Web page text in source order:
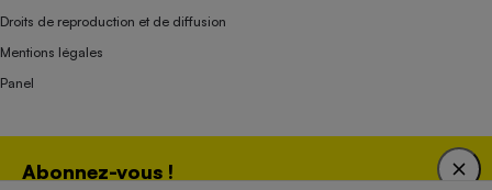
Abonnez-vous !
Droits de reproduction et de diffusion
Mentions légales
Panel
Association indépendante de l’État, des syndicats, des producteurs et des
distributeurs depuis 1951.